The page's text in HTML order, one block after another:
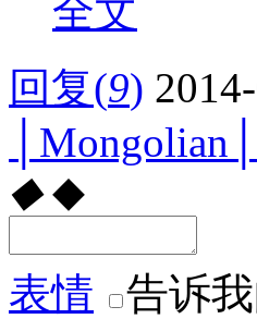
全文
回复(9)
◆ ◆
表情 告诉